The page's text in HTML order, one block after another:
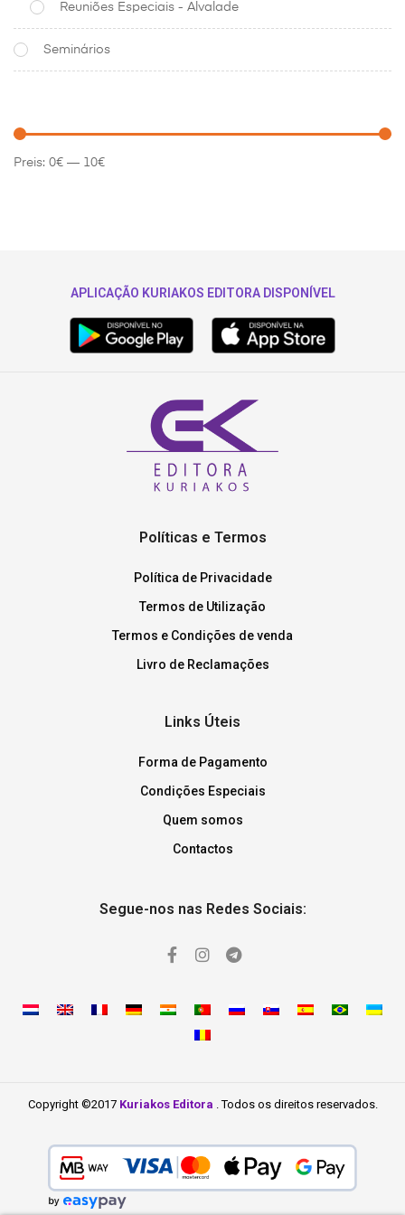
Reuniões Especiais - Alvalade
Seminários
Preis: 0€ — 10€
APLICAÇÃO KURIAKOS EDITORA DISPONÍVEL
Políticas e Termos
Política de Privacidade
Termos de Utilização
Termos e Condições de venda
Livro de Reclamações
Links Úteis
Forma de Pagamento
Condições Especiais
Quem somos
Contactos
Segue-nos nas Redes Sociais:
Copyright ©2017 Kuriakos Editora . Todos os direitos reservados.